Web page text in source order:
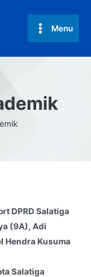
Main
Menu
Menu
DPRD Salatiga
(9A), Adi
Hendra Kusuma
Salatiga